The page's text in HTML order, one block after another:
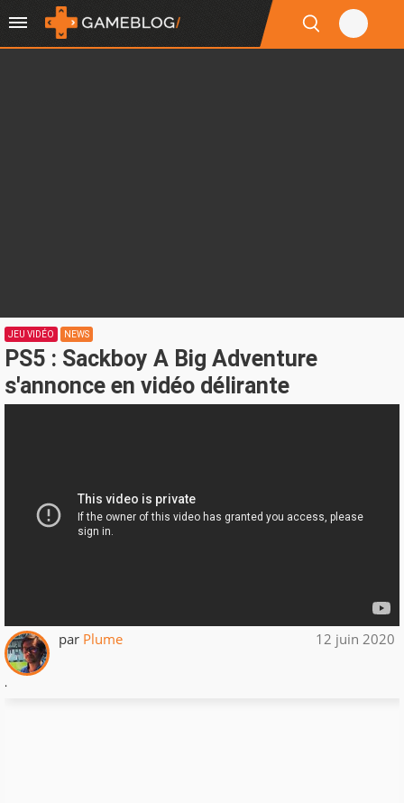
JEU VIDÉO NEWS
PS5 : Sackboy A Big Adventure
s'annonce en vidéo délirante
par Plume 12 juin 2020
.